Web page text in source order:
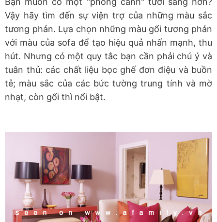
Vậy hãy tìm đến sự viện trợ của những màu sắc
tương phản. Lựa chọn những màu gối tương phản
với màu của sofa để tạo hiệu quả nhấn mạnh, thu
hút. Nhưng có một quy tắc bạn cần phải chú ý và
tuân thủ: các chất liệu bọc ghế đơn điệu và buồn
tẻ; màu sắc của các bức tường trung tính và mờ
nhạt, còn gối thì nổi bật.